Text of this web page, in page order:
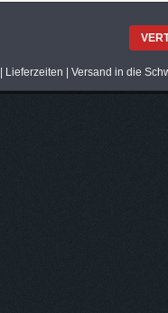
Lieferzeiten Versand in die